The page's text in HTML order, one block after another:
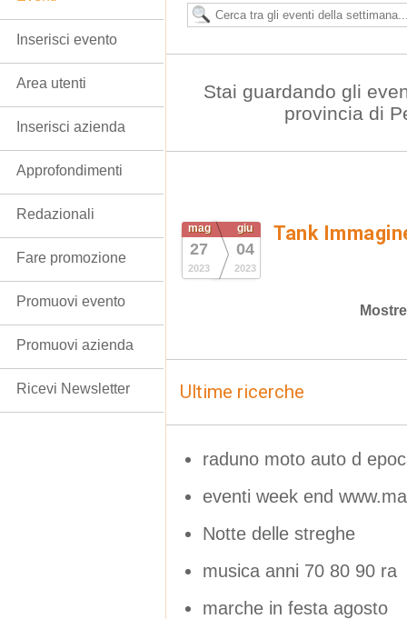
Stai guardando gli
provincia di
mag
27
2023
giu
04
2023
Tank
Mostre
Ultime ricerche
raduno moto auto d
eventi week end
Notte delle streghe
musica anni 70 80 90 ra
marche in festa agosto
Inserisci evento
Area utenti
Inserisci azienda
Approfondimenti
Redazionali
Fare promozione
Promuovi evento
Promuovi azienda
Ricevi Newsletter